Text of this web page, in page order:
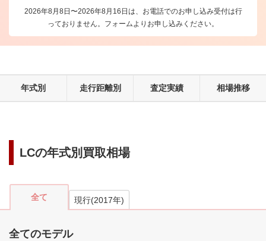
2026年8月8日〜2026年8月16日は、お電話でのお申し込み受付は行
っておりません。フォームよりお申し込みください。
年式別 走行距離別 査定実績 相場推移
LCの年式別買取相場
全て 現行(2017年)
全てのモデル